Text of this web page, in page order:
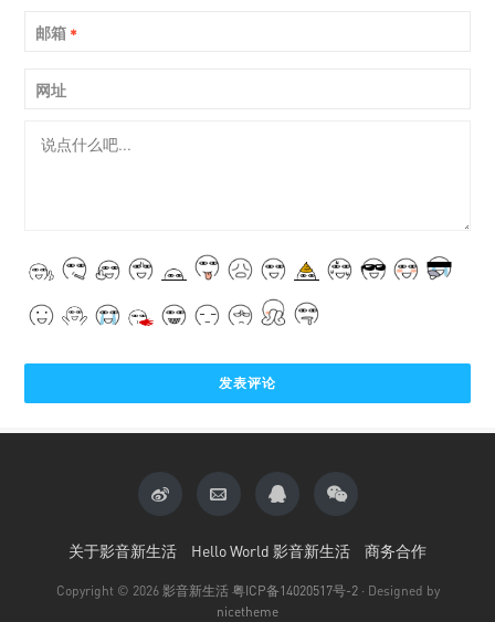
邮箱 *
网址
关于影音新生活 Hello World 影音新生活 商务合作
Copyright © 2026 影音新生活 粤ICP备14020517号-2 · Designed by
nicetheme